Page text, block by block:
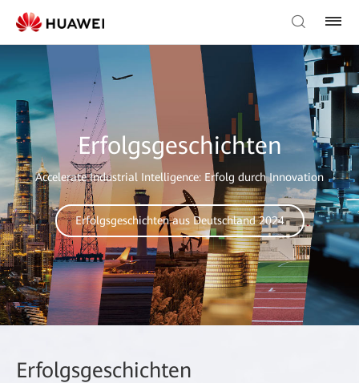
Erfolgsgeschichten
Accelerate Industrial Intelligence: Erfolg durch Innovation
Erfolgsgeschichten aus Deutschland 2024
Erfolgsgeschichten